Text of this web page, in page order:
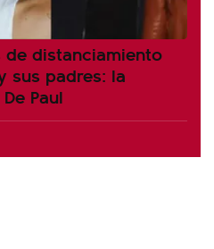
distanciamiento
sus padres: la
Paul